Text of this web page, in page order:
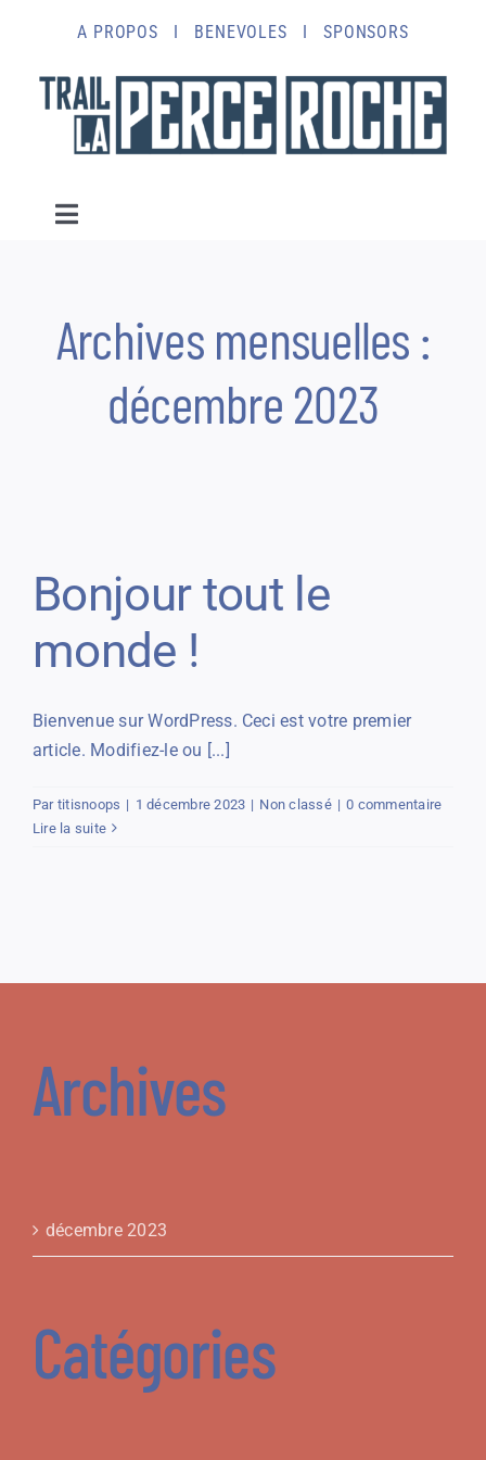
contenu
A PROPOS I BENEVOLES ISPONSORS
Toggle
25km
44km
En images
Archives mensuelles :
décembre 2023
Bonjour tout le
monde !
Bienvenue sur WordPress. Ceci est votre premier
article. Modifiez-le ou [...]
Par titisnoops | 1 décembre 2023 | Non classé | 0 commentaire
Lire la suite
Archives
décembre 2023
Catégories